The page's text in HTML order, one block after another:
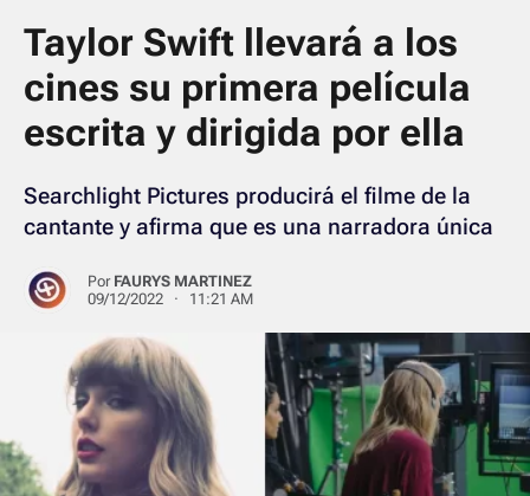
Taylor Swift llevará a los
cines su primera película
escrita y dirigida por ella
Searchlight Pictures producirá el filme de la
cantante y afirma que es una narradora única
Por FAURYS MARTINEZ
09/12/2022 · 11:21 AM